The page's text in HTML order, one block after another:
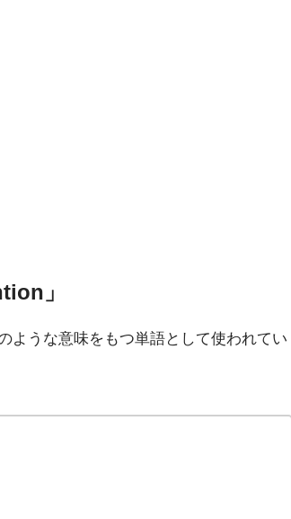
」
ような意味をもつ単語として使われてい